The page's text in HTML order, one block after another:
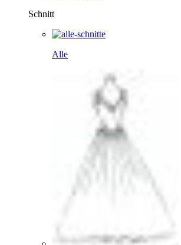
Schnitt
Alle